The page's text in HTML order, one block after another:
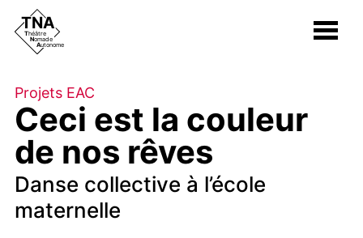
TNA
Théâtre
Nomade
Autonome
Projets EAC
Ceci est la couleur
de nos rêves
Danse collective à l’école
maternelle